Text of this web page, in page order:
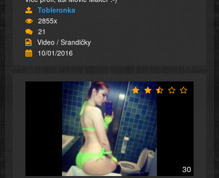
Tobleronka
2855x
21
Video / Srandičky
10/01/2016
30